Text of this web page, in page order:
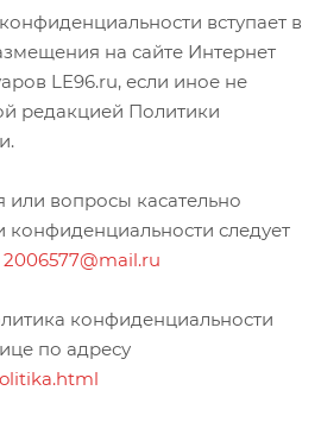
вступает в
на сайте Интернет
LE96.ru, если иное не
редакцией Политики
или вопросы касательно
следует
2006577@mail.ru
конфиденциальности
по адресу